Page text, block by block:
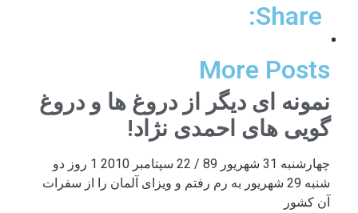
Share:
More Posts
نمونه ای دیگر از دروغ ها و دروغ
گویی های احمدی نژاد!
چهارشنبه 31 شهریور 89 / 22 سپتامبر 2010 1 روز دو
شنبه 29 شهریور به رم رفتم و ویزای آلمان را از سفرات
آن کشور